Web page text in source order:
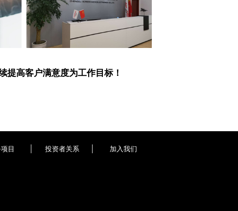
提高客户满意度为工作目标！
目 投资者关系 加入我们